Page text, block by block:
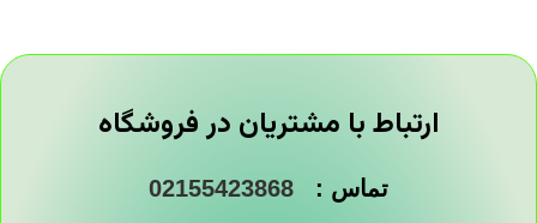
ارتباط با مشتریان در فروشگاه
تماس : 02155423868